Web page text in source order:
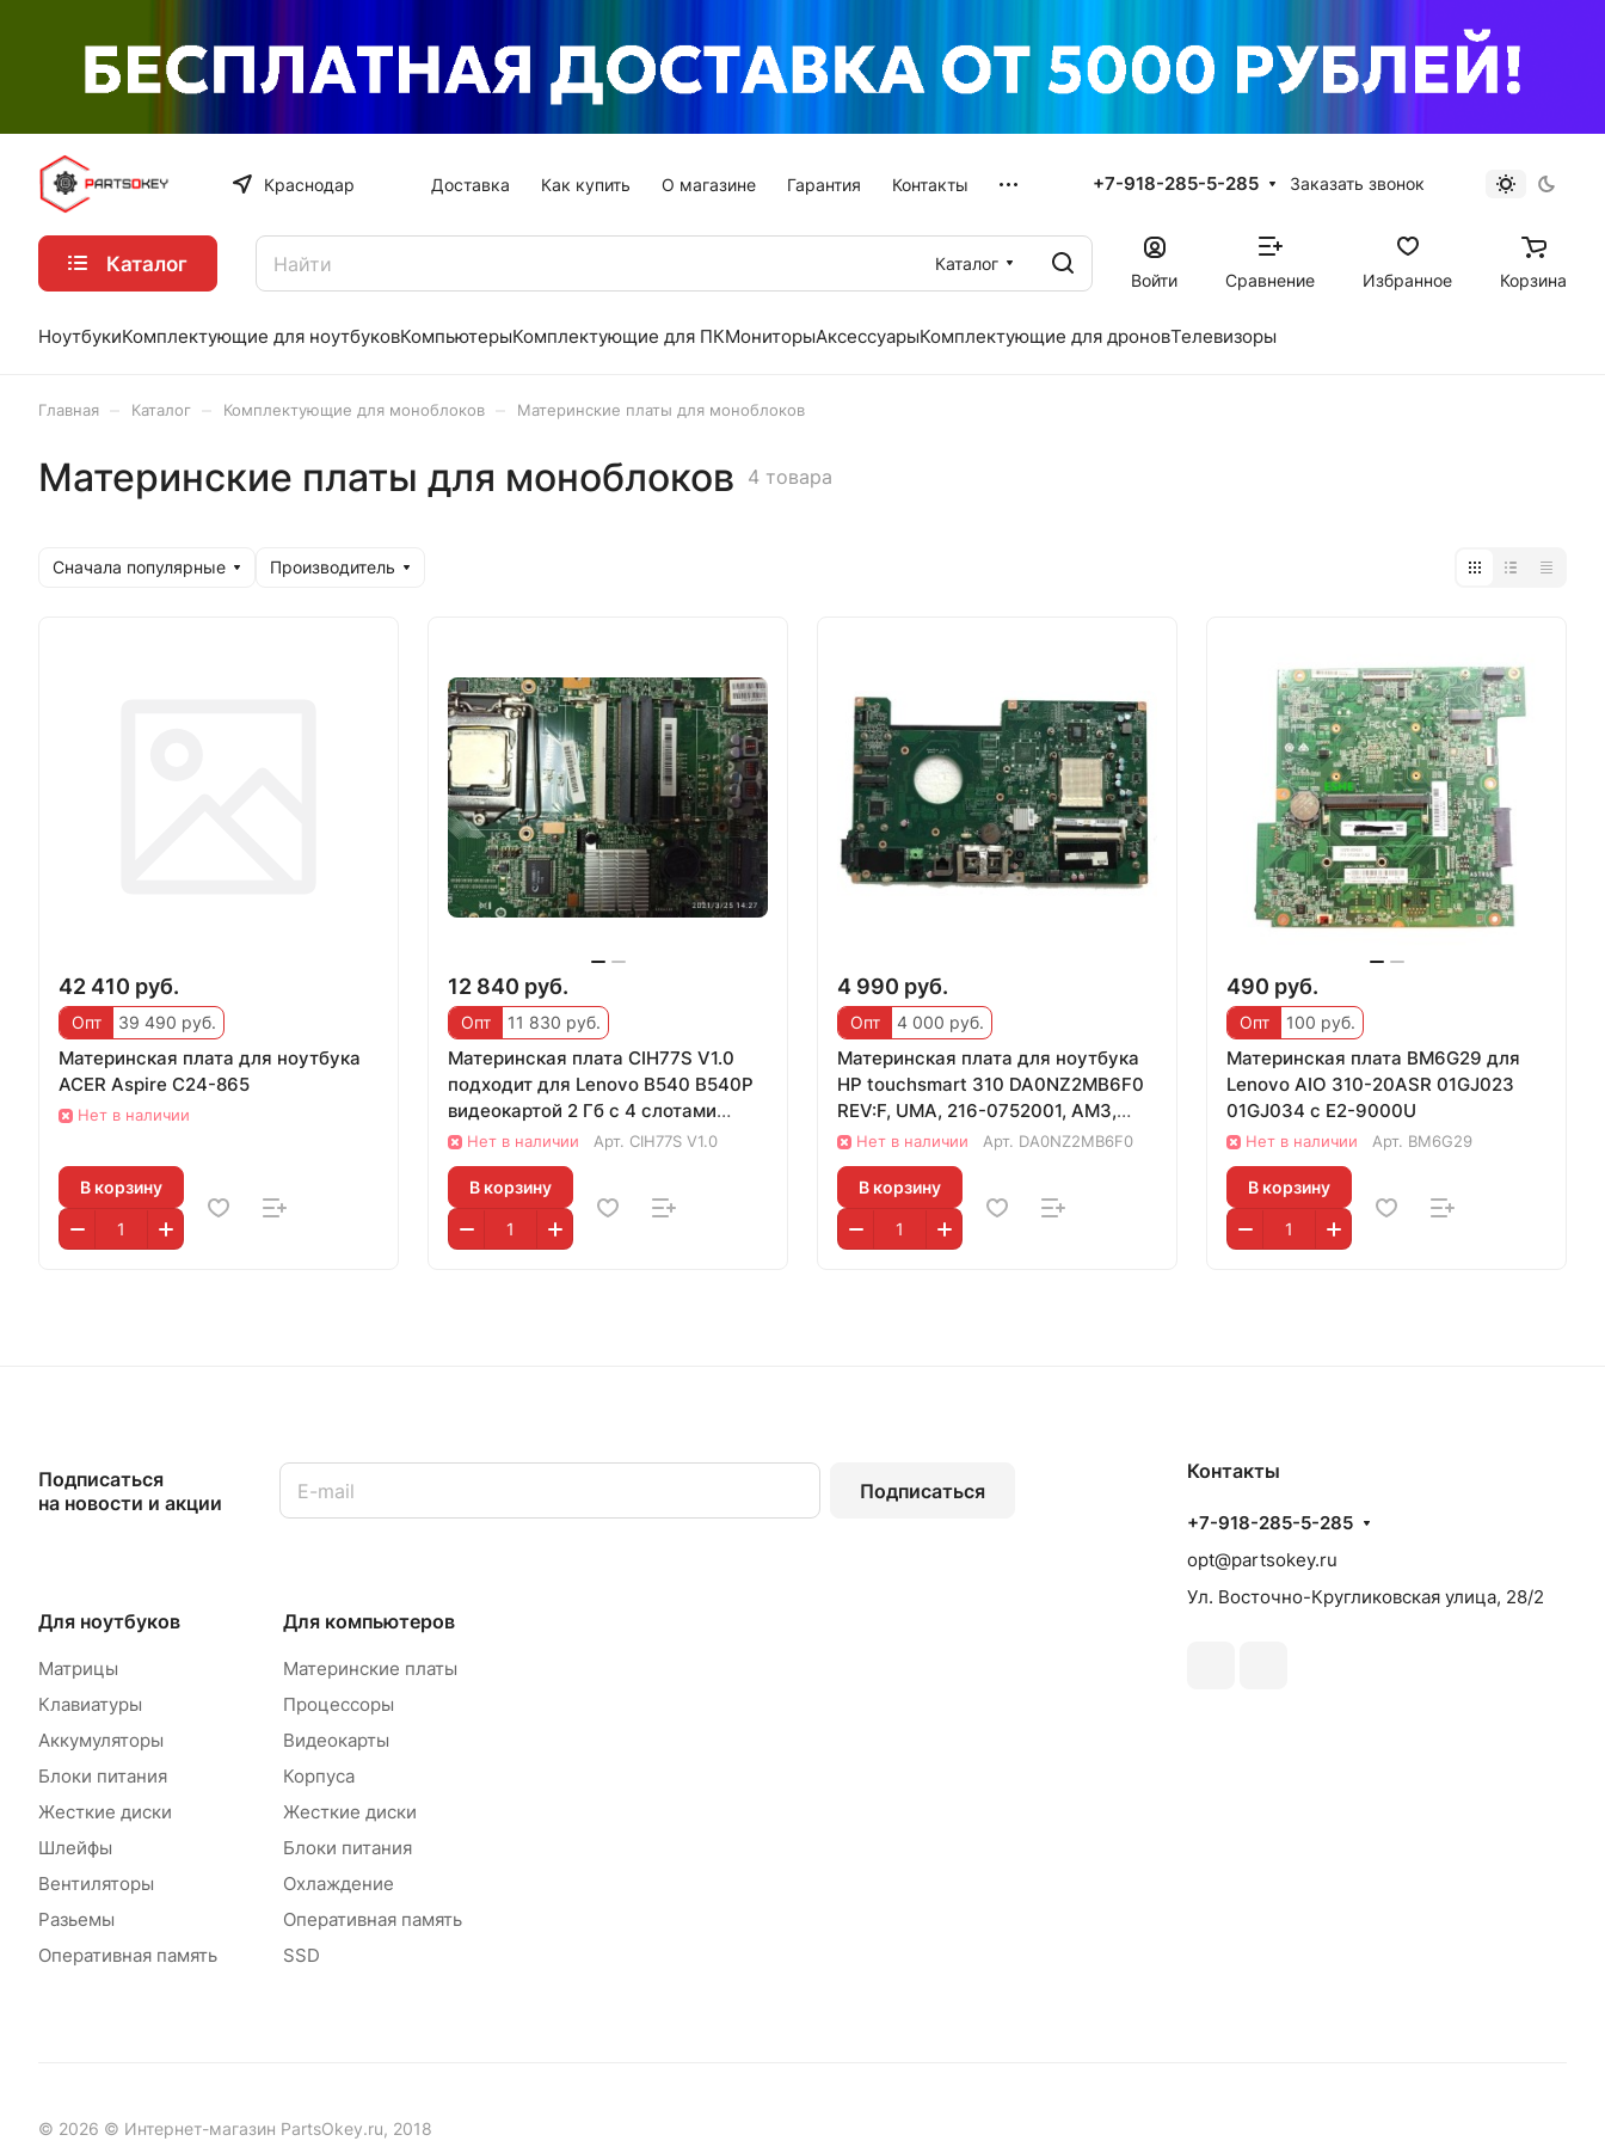
Краснодар Доставка Как купить О магазине Гарантия Контакты +7-918-285-5-285 Заказать звонок
Каталог
Каталог
Войти
Сравнение Избранное Корзина
НоутбукиКомплектующие для ноутбуковКомпьютерыКомплектующие для ПКМониторыАксессуарыКомплектующие для дроновТелевизоры
Главная Каталог Комплектующие для моноблоков Материнские платы для моноблоков
Материнские платы для моноблоков 4 товара
Сначала популярные Производитель
42 410 руб.
Опт 39 490 руб.
Материнская плата для ноутбука
ACER Aspire C24-865
Нет в наличии
В корзину
12 840 руб.
Опт 11 830 руб.
Материнская плата CIH77S V1.0
подходит для Lenovo B540 B540P
видеокартой 2 Гб с 4 слотами
памяти
Нет в наличии Арт. CIH77S V1.0
В корзину
4 990 руб.
Опт 4 000 руб.
Материнская плата для ноутбука
HP touchsmart 310 DA0NZ2MB6F0
REV:F, UMA, 216-0752001, AM3,
218-06970
Нет в наличии Арт. DA0NZ2MB6F0
В корзину
490 руб.
Опт 100 руб.
Материнская плата BM6G29 для
Lenovo AIO 310-20ASR 01GJ023
01GJ034 с E2-9000U
Нет в наличии Арт. BM6G29
В корзину
Подписаться
на новости и акции
Подписаться
Для ноутбуков
Матрицы
Клавиатуры
Аккумуляторы
Блоки питания
Жесткие диски
Шлейфы
Вентиляторы
Разьемы
Оперативная память
Для компьютеров
Материнские платы
Процессоры
Видеокарты
Корпуса
Жесткие диски
Блоки питания
Охлаждение
Оперативная память
SSD
Контакты
+7-918-285-5-285
opt@partsokey.ru
Ул. Восточно-Кругликовская улица, 28/2
© 2026 © Интернет-магазин PartsOkey.ru, 2018